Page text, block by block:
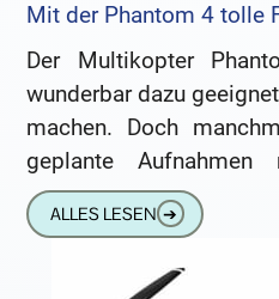
Mit der Phantom 4 tolle
Der Multikopter
wunderbar dazu
machen. Doch
geplante
beispielsweise recht
entfernten Punkt
ALLES LESEN ➔